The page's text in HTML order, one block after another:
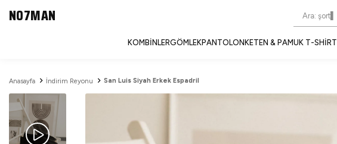
NO7MAN
KOMBINLERGÖMLEKPANTOLON KETEN & PAMUK T-SHIRT
Anasayfa İndirim Reyonu San Luis Siyah Erkek Espadril